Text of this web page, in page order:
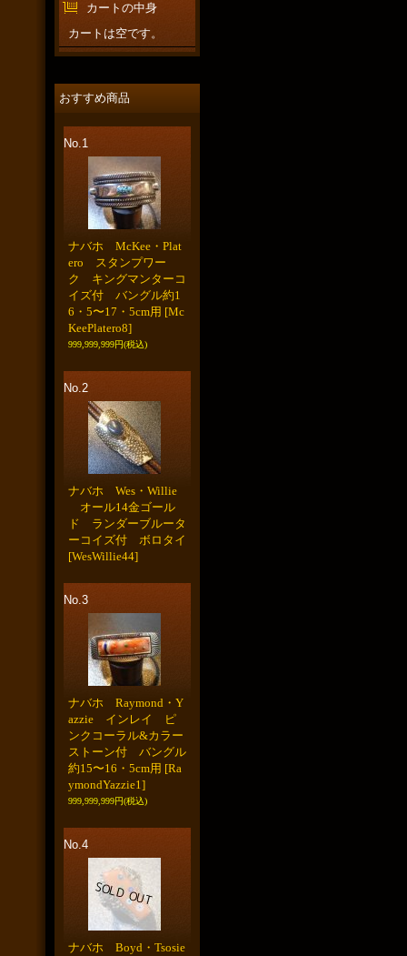
カートの中身
カートは空です。
おすすめ商品
No.1
ナバホ McKee・Plat
ero スタンプワー
ク キングマンターコ
イズ付 バングル約1
6・5〜17・5cm用 [Mc
KeePlatero8]
999,999,999円(税込)
No.2
ナバホ Wes・Willie
オール14金ゴール
ド ランダーブルータ
ーコイズ付 ボロタイ
[WesWillie44]
No.3
ナバホ Raymond・Y
azzie インレイ ピ
ンクコーラル&カラー
ストーン付 バングル
約15〜16・5cm用 [Ra
ymondYazzie1]
999,999,999円(税込)
No.4
ナバホ Boyd・Tsosie